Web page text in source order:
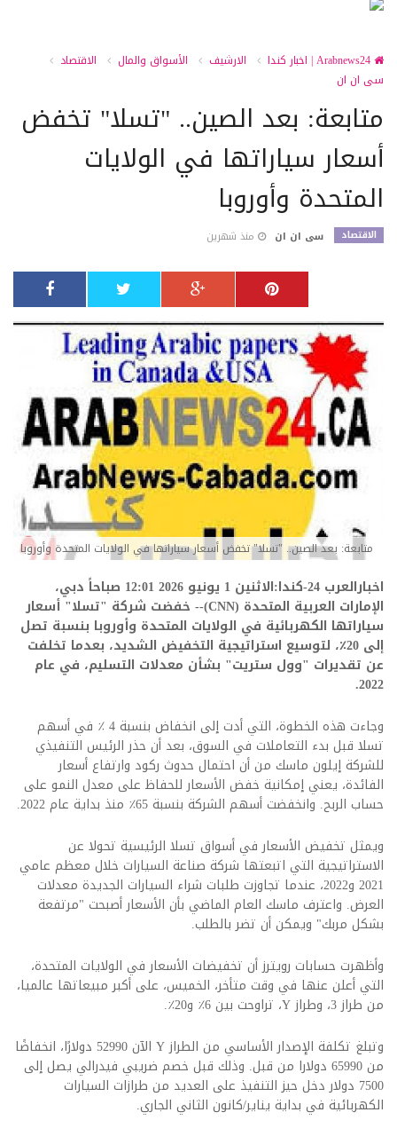
الارشيف الأسواق والمال
الاقتصاد
سى ان ان
متابعة: بعد الصين.. "تسلا" تخفض
أسعار سياراتها في الولايات
المتحدة وأوروبا
الاقتصاد سى ان ان منذ شهرين
متابعة: بعد الصين.. "تسلا" تخفض أسعار سياراتها في الولايات المتحدة وأوروبا
اخبارالعرب 24-كندا:الاثنين 1 يونيو 2026 12:01 صباحاً دبي،
الإمارات العربية المتحدة (CNN)-- خفضت شركة "تسلا" أسعار
سياراتها الكهربائية في الولايات المتحدة وأوروبا بنسبة تصل
إلى 20٪، لتوسيع استراتيجية التخفيض الشديد، بعدما تخلفت
عن تقديرات "وول ستريت" بشأن معدلات التسليم، في عام
2022.
وجاءت هذه الخطوة، التي أدت إلى انخفاض بنسبة 4 ٪ في أسهم
تسلا قبل بدء التعاملات في السوق، بعد أن حذر الرئيس التنفيذي
للشركة إيلون ماسك من أن احتمال حدوث ركود وارتفاع أسعار
الفائدة، يعني إمكانية خفض الأسعار للحفاظ على معدل النمو على
حساب الربح. وانخفضت أسهم الشركة بنسبة 65٪ منذ بداية عام 2022.
ويمثل تخفيض الأسعار في أسواق تسلا الرئيسية تحولا عن
الاستراتيجية التي اتبعتها شركة صناعة السيارات خلال معظم عامي
2021 و2022، عندما تجاوزت طلبات شراء السيارات الجديدة معدلات
العرض. واعترف ماسك العام الماضي بأن الأسعار أصبحت "مرتفعة
بشكل مربك" ويمكن أن تضر بالطلب.
وأظهرت حسابات رويترز أن تخفيضات الأسعار في الولايات المتحدة،
التي أعلن عنها في وقت متأخر، الخميس، على أكبر مبيعاتها عالميا،
من طراز 3، وطراز Y، تراوحت بين 6٪ و20٪.
وتبلغ تكلفة الإصدار الأساسي من الطراز Y الآن 52990 دولارًا، انخفاضًا
من 65990 دولارا من قبل. وذلك قبل خصم ضريبي فيدرالي يصل إلى
7500 دولار دخل حيز التنفيذ على العديد من طرازات السيارات
الكهربائية في بداية يناير/كانون الثاني الجاري.